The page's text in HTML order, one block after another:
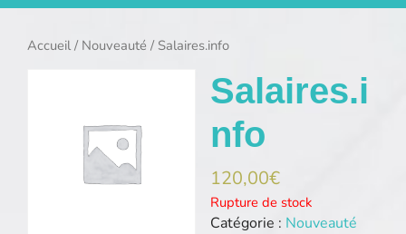
Accueil/ Nouveauté / Salaires.info
Salaires.i
nfo
120,00€
Rupture de stock
Catégorie : Nouveauté